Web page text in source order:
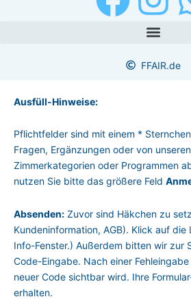
FFAIR.de
c
b
o
o
k
n
s
a
g
r
a
m
Ausfüll-Hinweise:
Pflichtfelder sind mit einem *
Fragen, Ergänzungen oder von
Zimmerkategorien oder Programmen
nutzen Sie bitte das größere Feld
Absenden: Zuvor sind Häk­chen zu
Kunden­information, AGB). Klick auf
Info-Fenster.) Außerdem bitten wir zur
Code-Eingabe. Nach einer
neuer Code sichtbar wird. Ihre
erhalten.